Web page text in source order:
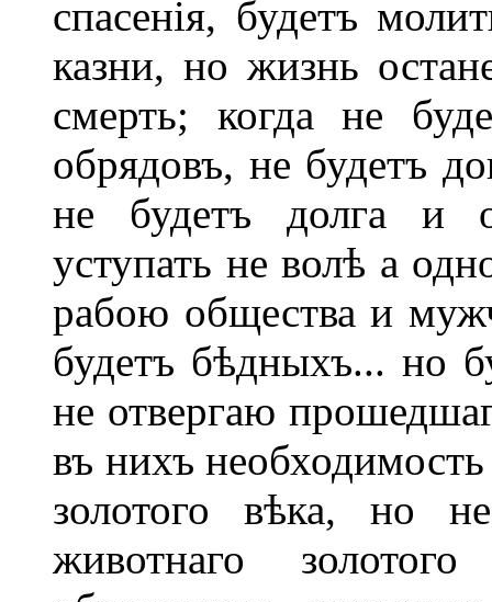
спасенія, будетъ
казни, но жизнь
смерть; когда не
обрядовъ, не будетъ
не будетъ долга и
уступать не волѣ а
рабою общества и
будетъ бѣдныхъ... но
не отвергаю
въ нихъ
золотого вѣка, но не
животнаго